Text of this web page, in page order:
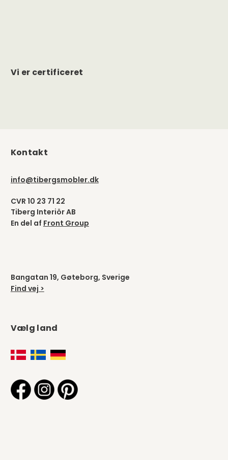
Vi er certificeret
Kontakt
info@tibergsmobler.dk
CVR 10 23 71 22
Tiberg Interiör AB
En del af Front Group
Bangatan 19, Gøteborg, Sverige
Find vej >
Vælg land